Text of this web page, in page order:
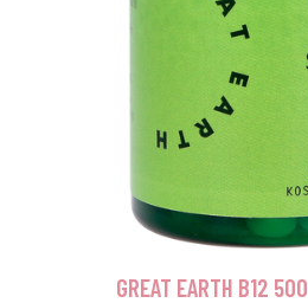
GREAT EARTH B12